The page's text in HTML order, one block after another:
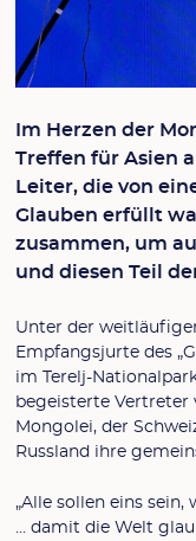
Im Herzen der
Treffen für Asien
Leiter, die von
Glauben erfüllt
zusammen, um
und diesen Teil
Unter der
Empfangsjurte des
im Terelj-
begeisterte Vertreter
Mongolei, der
Russland ihre
„Alle sollen eins
… damit die Welt